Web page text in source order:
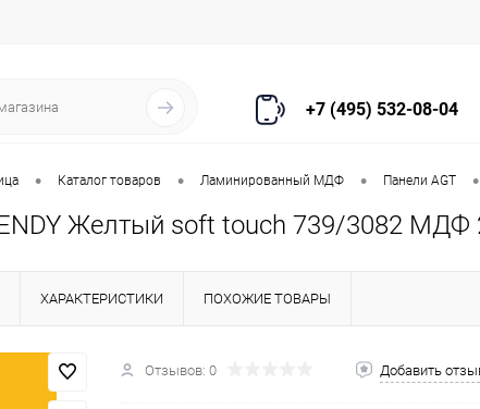
+7 (495) 532-08-04
• Каталог товаров • Ламинированный МДФ • Панели AGT •
Желтый soft touch 739/3082 МДФ
ХАРАКТЕРИСТИКИ ПОХОЖИЕ ТОВАРЫ
Отзывов: 0 Добавить